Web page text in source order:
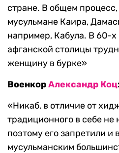
стране. В общем
мусульмане Каира,
например, Кабула. В 60-х
афганской столицы
женщину в бурке»
ВоенкорАлександр Коц
«Никаб, в отличие от
традиционного в себе не
поэтому его запретили и
мусульманским